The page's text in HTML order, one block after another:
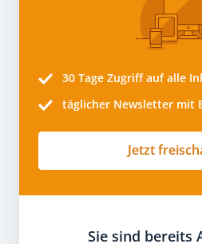
30 Tage Zugriff auf alle
täglicher Newsletter mit
Jetzt
Sie sind bereits